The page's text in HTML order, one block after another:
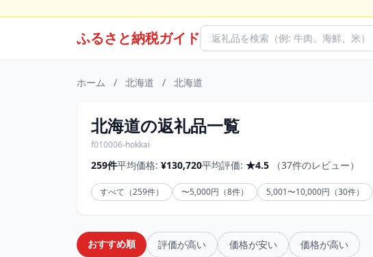
ふるさと納税ガイド
ホーム / 北海道 / 北海道
北海道の返礼品一覧
f010006-hokkai
259件平均価格: ¥130,720平均評価: ★4.5 （37件のレビュー）
すべて（259件） 〜5,000円（8件） 5,001〜10,000円（30件）
おすすめ順 評価が高い 価格が安い 価格が高い